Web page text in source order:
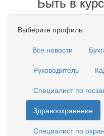
Выберите профиль
Все новости
Руководитель
Специалист по
Здравоохранение
Специалист по